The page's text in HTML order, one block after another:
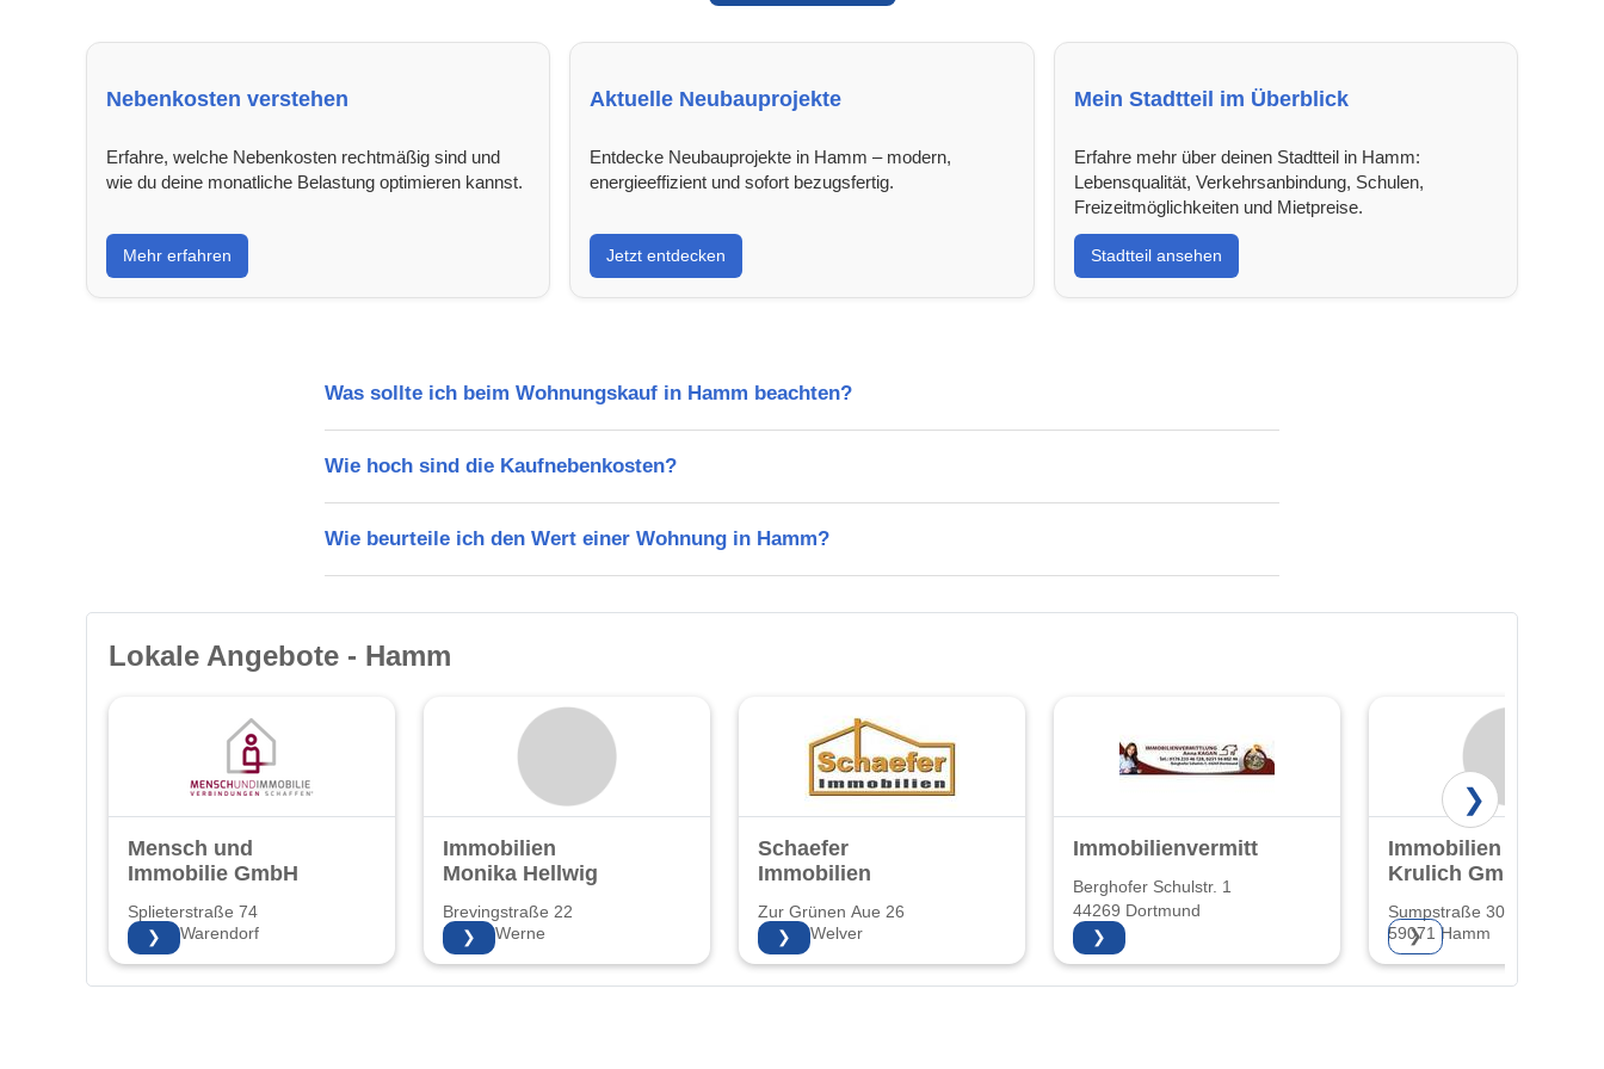
Nebenkosten verstehen
Erfahre, welche Nebenkosten rechtmäßig sind und
wie du deine monatliche Belastung optimieren kannst.
Mehr erfahren
Aktuelle Neubauprojekte
Entdecke Neubauprojekte in Hamm – modern,
energieeffizient und sofort bezugsfertig.
Jetzt entdecken
Mein Stadtteil im Überblick
Erfahre mehr über deinen Stadtteil in Hamm:
Lebensqualität, Verkehrsanbindung, Schulen,
Freizeitmöglichkeiten und Mietpreise.
Stadtteil ansehen
Was sollte ich beim Wohnungskauf in Hamm beachten?
Wie hoch sind die Kaufnebenkosten?
Wie beurteile ich den Wert einer Wohnung in Hamm?
Lokale Angebote - Hamm
Mensch und
Immobilie GmbH
Splieterstraße 74
48231 Warendorf
❯
Immobilien
Monika Hellwig
Brevingstraße 22
59368 Werne
❯
Schaefer
Immobilien
Zur Grünen Aue 26
59514 Welver
❯
Immobilienvermittlung
Berghofer Schulstr. 1
44269 Dortmund
❯
Immobilien
Krulich GmbH
Sumpstraße 30
59071 Hamm
❯
❯